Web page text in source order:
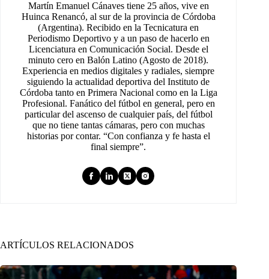
Martín Emanuel Cánaves tiene 25 años, vive en
Huinca Renancó, al sur de la provincia de Córdoba
(Argentina). Recibido en la Tecnicatura en
Periodismo Deportivo y a un paso de hacerlo en
Licenciatura en Comunicación Social. Desde el
minuto cero en Balón Latino (Agosto de 2018).
Experiencia en medios digitales y radiales, siempre
siguiendo la actualidad deportiva del Instituto de
Córdoba tanto en Primera Nacional como en la Liga
Profesional. Fanático del fútbol en general, pero en
particular del ascenso de cualquier país, del fútbol
que no tiene tantas cámaras, pero con muchas
historias por contar. “Con confianza y fe hasta el
final siempre”.
ARTÍCULOS RELACIONADOS